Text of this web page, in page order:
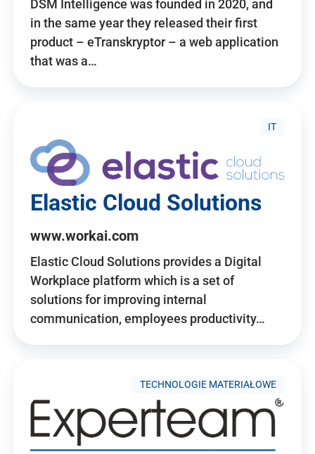
DSM Intelligence was founded in 2020, and
in the same year they released their first
product – eTranskryptor – a web application
that was a…
IT
Elastic Cloud Solutions
www.workai.com
Elastic Cloud Solutions provides a Digital
Workplace platform which is a set of
solutions for improving internal
communication, employees productivity…
TECHNOLOGIE MATERIAŁOWE